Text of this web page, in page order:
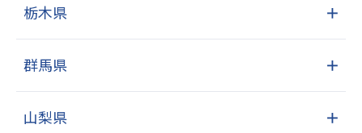
栃木県 ＋
群馬県 ＋
山梨県 ＋